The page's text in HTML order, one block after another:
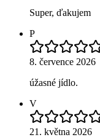
Super, ďakujem
P
8. července 2026
úžasné jídlo.
V
21. května 2026